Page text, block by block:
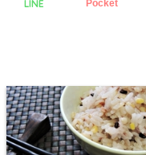
LINE Pocket